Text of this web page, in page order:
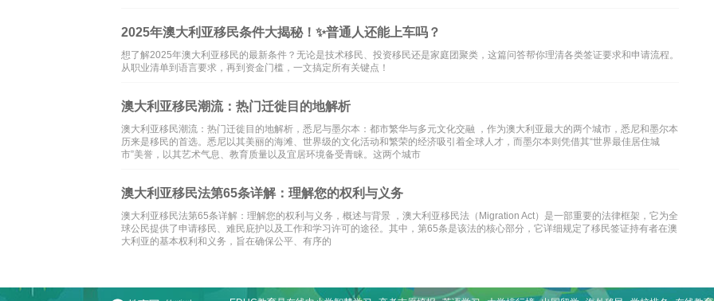
2025年澳大利亚移民条件大揭秘！✨普通人还能上车吗？
想了解2025年澳大利亚移民的最新条件？无论是技术移民、投资移民还是家庭团聚类，这篇问答帮你理清各类签证要求和申请流程。
从职业清单到语言要求，再到资金门槛，一文搞定所有关键点！
澳大利亚移民潮流：热门迁徙目的地解析
澳大利亚移民潮流：热门迁徙目的地解析，悉尼与墨尔本：都市繁华与多元文化交融 ，作为澳大利亚最大的两个城市，悉尼和墨尔本
历来是移民的首选。悉尼以其美丽的海滩、世界级的文化活动和繁荣的经济吸引着全球人才，而墨尔本则凭借其“世界最佳居住城
市”美誉，以其艺术气息、教育质量以及宜居环境备受青睐。这两个城市
澳大利亚移民法第65条详解：理解您的权利与义务
澳大利亚移民法第65条详解：理解您的权利与义务，概述与背景 ，澳大利亚移民法（Migration Act）是一部重要的法律框架，它为全
球公民提供了申请移民、难民庇护以及工作和学习许可的途径。其中，第65条是该法的核心部分，它详细规定了移民签证持有者在澳
大利亚的基本权利和义务，旨在确保公平、有序的